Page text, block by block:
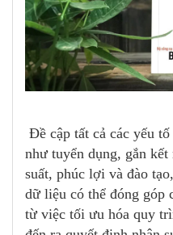
Đề cập tất cả các yếu
như tuyển dụng, gắn
suất, phúc lợi và đào
dữ liệu có thể đóng góp
từ việc tối ưu hóa quy